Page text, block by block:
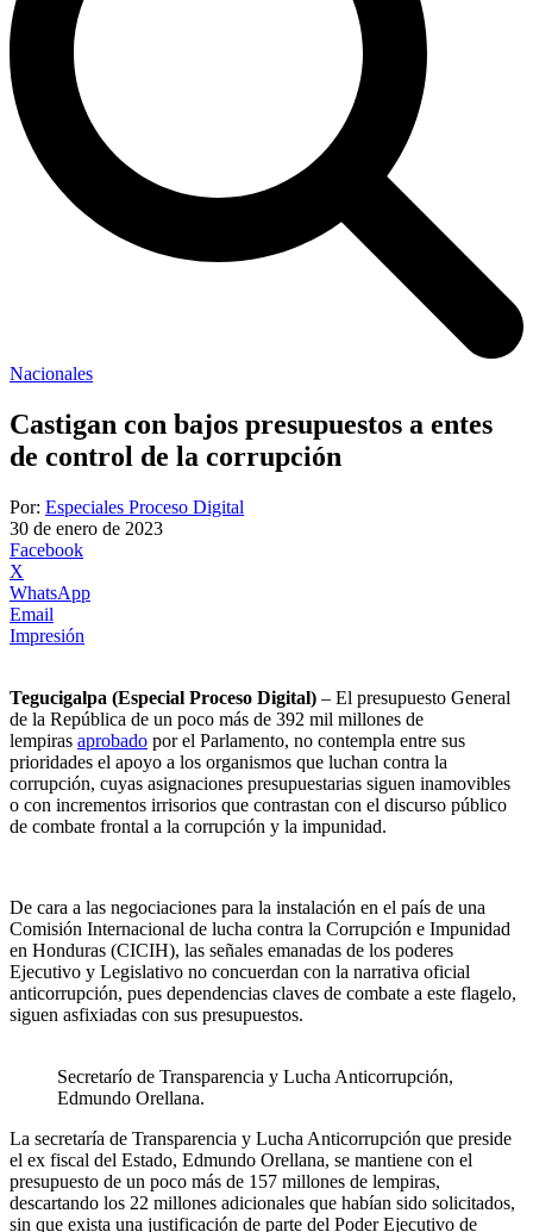
Nacionales
Castigan con bajos presupuestos a entes
de control de la corrupción
Por: Especiales Proceso Digital
30 de enero de 2023
Facebook
X
WhatsApp
Email
Impresión
Tegucigalpa (Especial Proceso Digital) – El presupuesto General
de la República de un poco más de 392 mil millones de
lempiras aprobado por el Parlamento, no contempla entre sus
prioridades el apoyo a los organismos que luchan contra la
corrupción, cuyas asignaciones presupuestarias siguen inamovibles
o con incrementos irrisorios que contrastan con el discurso público
de combate frontal a la corrupción y la impunidad.
De cara a las negociaciones para la instalación en el país de una
Comisión Internacional de lucha contra la Corrupción e Impunidad
en Honduras (CICIH), las señales emanadas de los poderes
Ejecutivo y Legislativo no concuerdan con la narrativa oficial
anticorrupción, pues dependencias claves de combate a este flagelo,
siguen asfixiadas con sus presupuestos.
Secretarío de Transparencia y Lucha Anticorrupción,
Edmundo Orellana.
La secretaría de Transparencia y Lucha Anticorrupción que preside
el ex fiscal del Estado, Edmundo Orellana, se mantiene con el
presupuesto de un poco más de 157 millones de lempiras,
descartando los 22 millones adicionales que habían sido solicitados,
sin que exista una justificación de parte del Poder Ejecutivo de